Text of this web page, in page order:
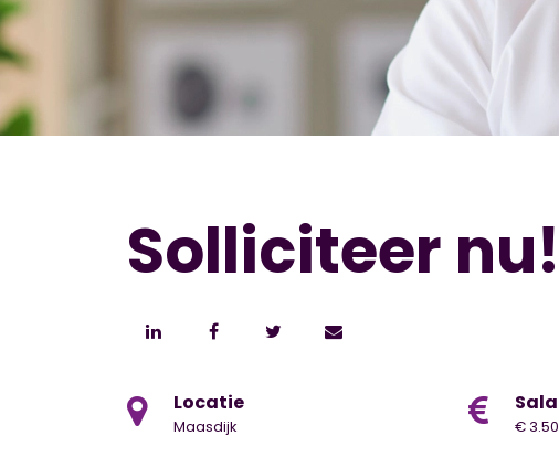
Solliciteer nu!
Locatie
Maasdijk €